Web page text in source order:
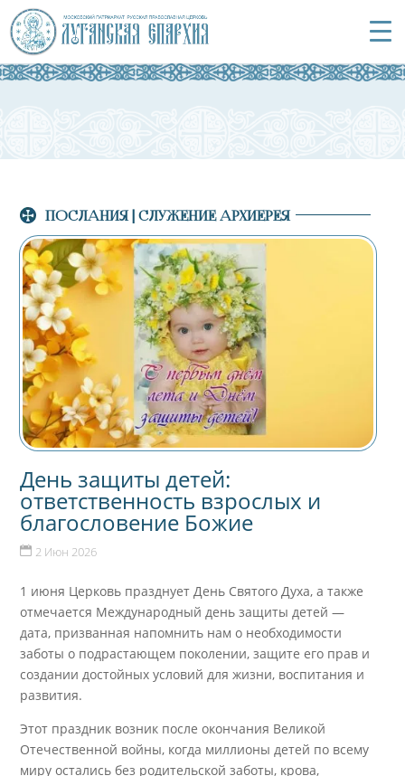
ПОСЛАНИЯ|СЛУЖЕНИЕ АРХИЕРЕЯ
День защиты детей:
ответственность взрослых и
благословение Божие
2 Июн 2026
1 июня Церковь празднует День Святого Духа, а также
отмечается Международный день защиты детей —
дата, призванная напомнить нам о необходимости
заботы о подрастающем поколении, защите его прав и
создании достойных условий для жизни, воспитания и
развития.
Этот праздник возник после окончания Великой
Отечественной войны, когда миллионы детей по всему
миру остались без родительской заботы, крова,